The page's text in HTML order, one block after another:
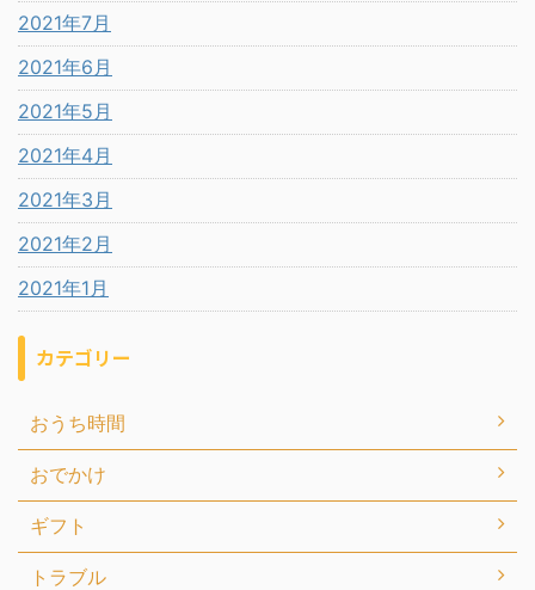
2021年7月
2021年6月
2021年5月
2021年4月
2021年3月
2021年2月
2021年1月
カテゴリー
おうち時間
おでかけ
ギフト
トラブル